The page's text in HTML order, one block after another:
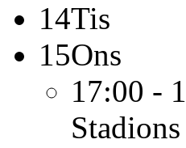
14Tis
15Ons
17:00 -